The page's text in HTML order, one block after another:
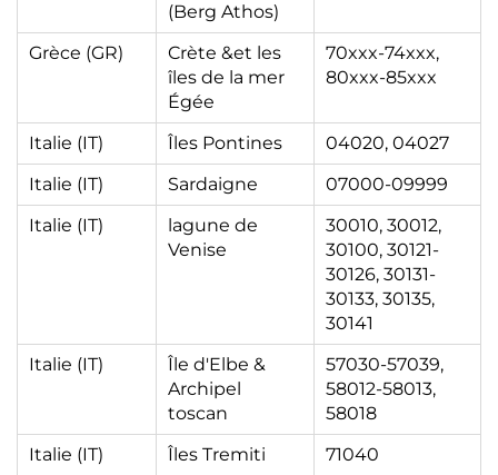
(Berg Athos)
Grèce (GR)
Crète &et les
îles de la mer
Égée
70xxx-74xxx,
80xxx-85xxx
Italie (IT) Îles Pontines
04020, 04027
Italie (IT)
Sardaigne
07000-09999
Italie (IT)
lagune de
Venise
30010, 30012,
30100, 30121-
30126, 30131-
30133, 30135,
30141
Italie (IT)
Île d'Elbe &
Archipel
toscan
57030-57039,
58012-58013,
58018
Italie (IT)
Îles Tremiti 71040